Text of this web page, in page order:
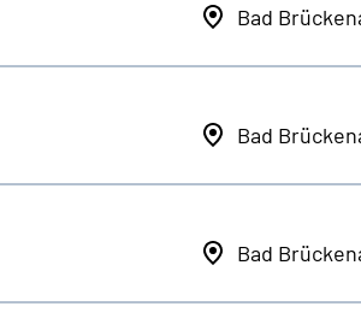
Bad
Bad
Bad